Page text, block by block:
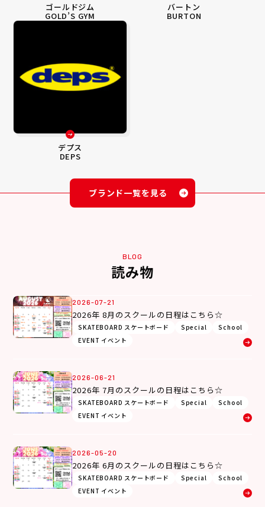
ゴールドジム
GOLD’S GYM
バートン
BURTON
デプス
DEPS
ブランド一覧を見る
BLOG
読み物
2026-07-21
2026年 8月のスクールの日程はこちら☆
SKATEBOARD スケートボード Special
School
EVENT イベント
2026-06-21
2026年 7月のスクールの日程はこちら☆
SKATEBOARD スケートボード Special
School
EVENT イベント
2026-05-20
2026年 6月のスクールの日程はこちら☆
SKATEBOARD スケートボード Special
School
EVENT イベント